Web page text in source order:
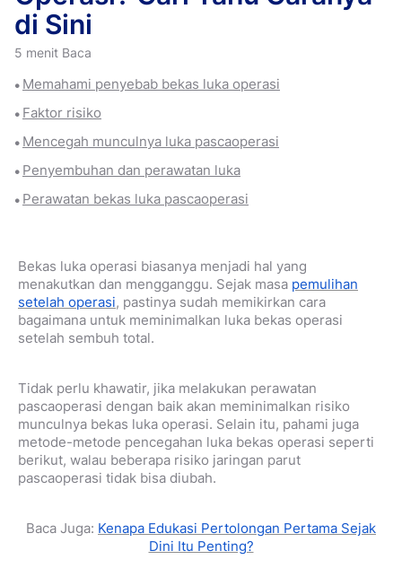
di Sini
5 menit Baca
Memahami penyebab bekas luka operasi
Faktor risiko
Mencegah munculnya luka pascaoperasi
Penyembuhan dan perawatan luka
Perawatan bekas luka pascaoperasi
Bekas luka operasi biasanya menjadi hal yang
menakutkan dan mengganggu. Sejak masa pemulihan
setelah operasi, pastinya sudah memikirkan cara
bagaimana untuk meminimalkan luka bekas operasi
setelah sembuh total.
Tidak perlu khawatir, jika melakukan perawatan
pascaoperasi dengan baik akan meminimalkan risiko
munculnya bekas luka operasi. Selain itu, pahami juga
metode-metode pencegahan luka bekas operasi seperti
berikut, walau beberapa risiko jaringan parut
pascaoperasi tidak bisa diubah.
Baca Juga: Kenapa Edukasi Pertolongan Pertama Sejak
Dini Itu Penting?